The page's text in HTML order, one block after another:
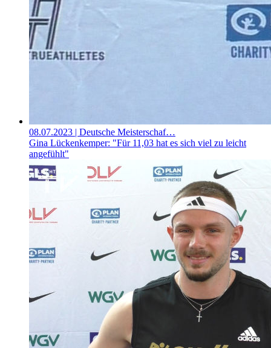
08.07.2023 | Deutsche Meisterschaf…
Gina Lückenkemper: "Für 11,03 hat es sich viel zu leicht
angefühlt"